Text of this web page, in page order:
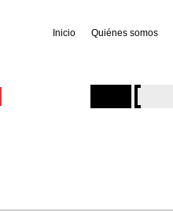
Inicio Quiénes somos